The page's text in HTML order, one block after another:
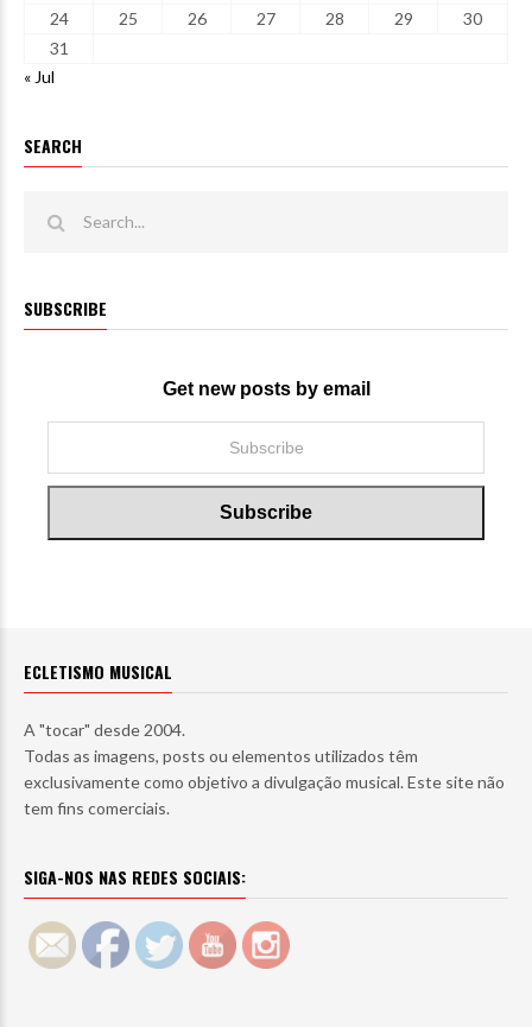
24
25 26 27 28 29
30
31
« Jul
SEARCH
SUBSCRIBE
Get new posts by email
ECLETISMO MUSICAL
A "tocar" desde 2004.
Todas as imagens, posts ou elementos utilizados têm
exclusivamente como objetivo a divulgação musical. Este site não
tem fins comerciais.
SIGA-NOS NAS REDES SOCIAIS: